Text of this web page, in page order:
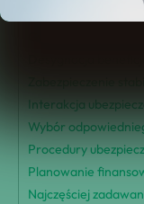
Znaczenie
Interakcja
Wybór
Procedury
Planowanie
Najczęściej